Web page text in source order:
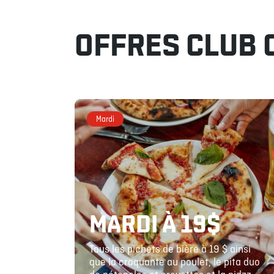
OFFRES CLUB
Mardi
MARDI À 19$
Tous les pichets de bière à 19 $ ainsi
que la croquante au poulet, le pita duo